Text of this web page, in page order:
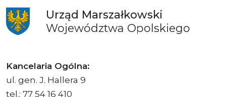
Urząd Marszałkowski
Województwa Opolskiego
Kancelaria Ogólna:
ul. gen. J. Hallera 9
tel.: 77 54 16 410